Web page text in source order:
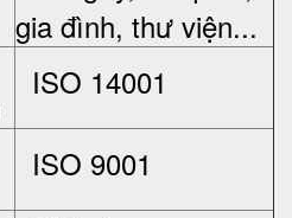
gia đình, thư viện...
ISO 14001
ISO 9001